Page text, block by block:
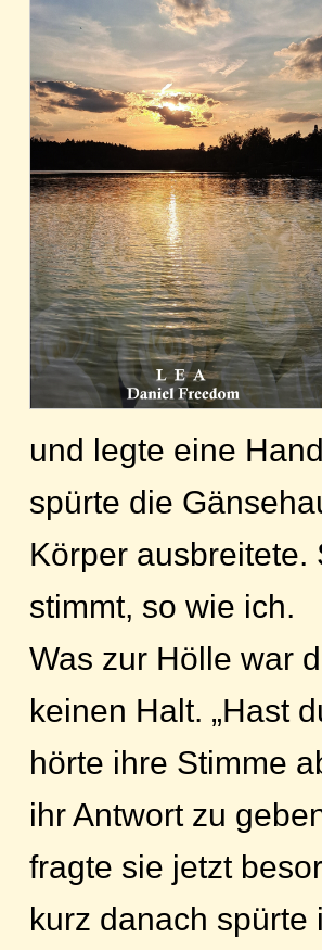
und legte eine
spürte die
Körper ausbreitete.
stimmt, so wie ich.
Was zur Hölle war
keinen Halt. „Hast
hörte ihre Stimme
ihr Antwort zu
fragte sie jetzt
kurz danach spürte